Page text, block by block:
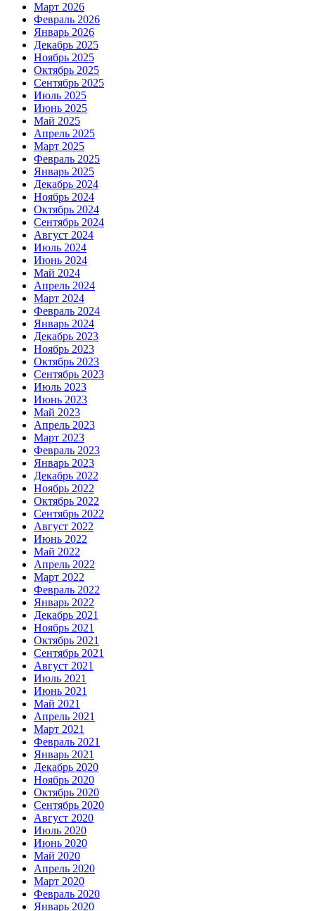
Март 2026
Февраль 2026
Январь 2026
Декабрь 2025
Ноябрь 2025
Октябрь 2025
Сентябрь 2025
Июль 2025
Июнь 2025
Май 2025
Апрель 2025
Март 2025
Февраль 2025
Январь 2025
Декабрь 2024
Ноябрь 2024
Октябрь 2024
Сентябрь 2024
Август 2024
Июль 2024
Июнь 2024
Май 2024
Апрель 2024
Март 2024
Февраль 2024
Январь 2024
Декабрь 2023
Ноябрь 2023
Октябрь 2023
Сентябрь 2023
Июль 2023
Июнь 2023
Май 2023
Апрель 2023
Март 2023
Февраль 2023
Январь 2023
Декабрь 2022
Ноябрь 2022
Октябрь 2022
Сентябрь 2022
Август 2022
Июнь 2022
Май 2022
Апрель 2022
Март 2022
Февраль 2022
Январь 2022
Декабрь 2021
Ноябрь 2021
Октябрь 2021
Сентябрь 2021
Август 2021
Июль 2021
Июнь 2021
Май 2021
Апрель 2021
Март 2021
Февраль 2021
Январь 2021
Декабрь 2020
Ноябрь 2020
Октябрь 2020
Сентябрь 2020
Август 2020
Июль 2020
Июнь 2020
Май 2020
Апрель 2020
Март 2020
Февраль 2020
Январь 2020